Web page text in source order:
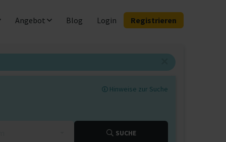
Angebot Blog Login Registrieren
Hinweise zur Suche
SUCHE